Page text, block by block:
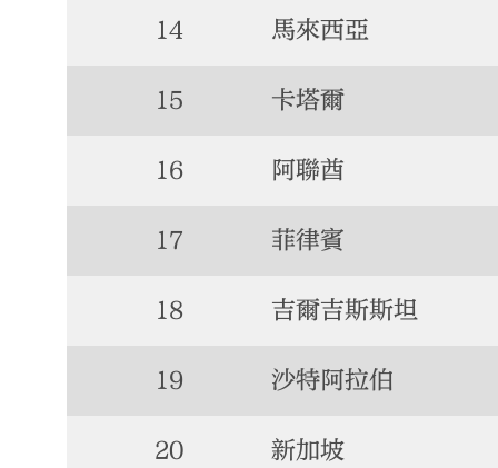
14 馬來西亞
15 卡塔爾
16 阿聯酋
17 菲律賓
18 吉爾吉斯斯坦
19 沙特阿拉伯
20 新加坡